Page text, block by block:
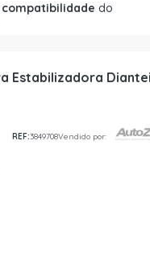
compatibilidade do
Estabilizadora
REF:3849708Vendido por: